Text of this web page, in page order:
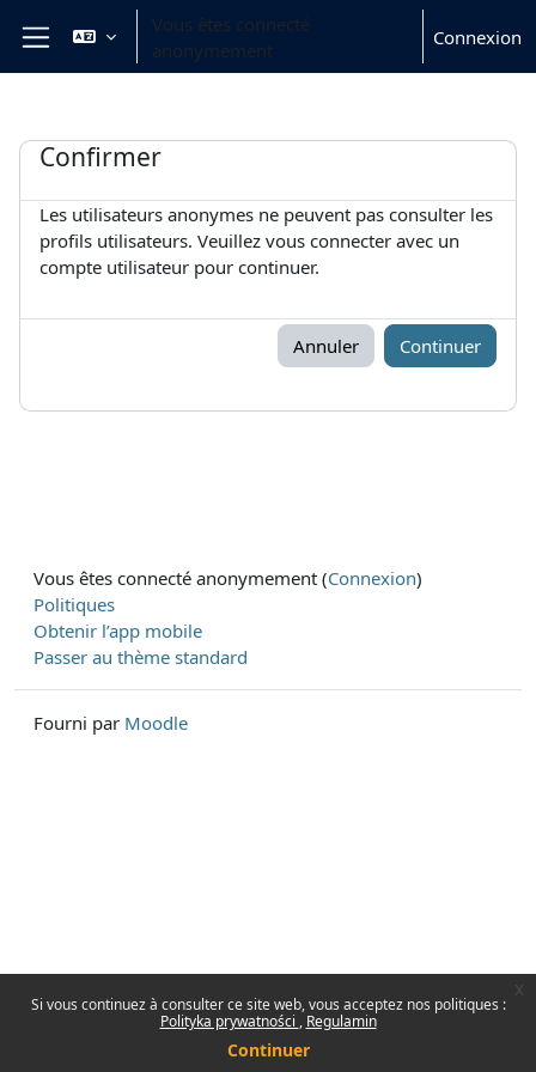
Passer au contenu principal
Si vous continuez à consulter ce site web, vous acceptez nos politiques :
Polityka prywatności
Regulamin
Continuer
Panneau latéral
Vous êtes connecté
anonymement
Connexion
Confirmer
Les utilisateurs anonymes ne peuvent pas consulter les
profils utilisateurs. Veuillez vous connecter avec un
compte utilisateur pour continuer.
Annuler Continuer
Vous êtes connecté anonymement (Connexion)
Politiques
Obtenir l’app mobile
Passer au thème standard
Fourni par Moodle